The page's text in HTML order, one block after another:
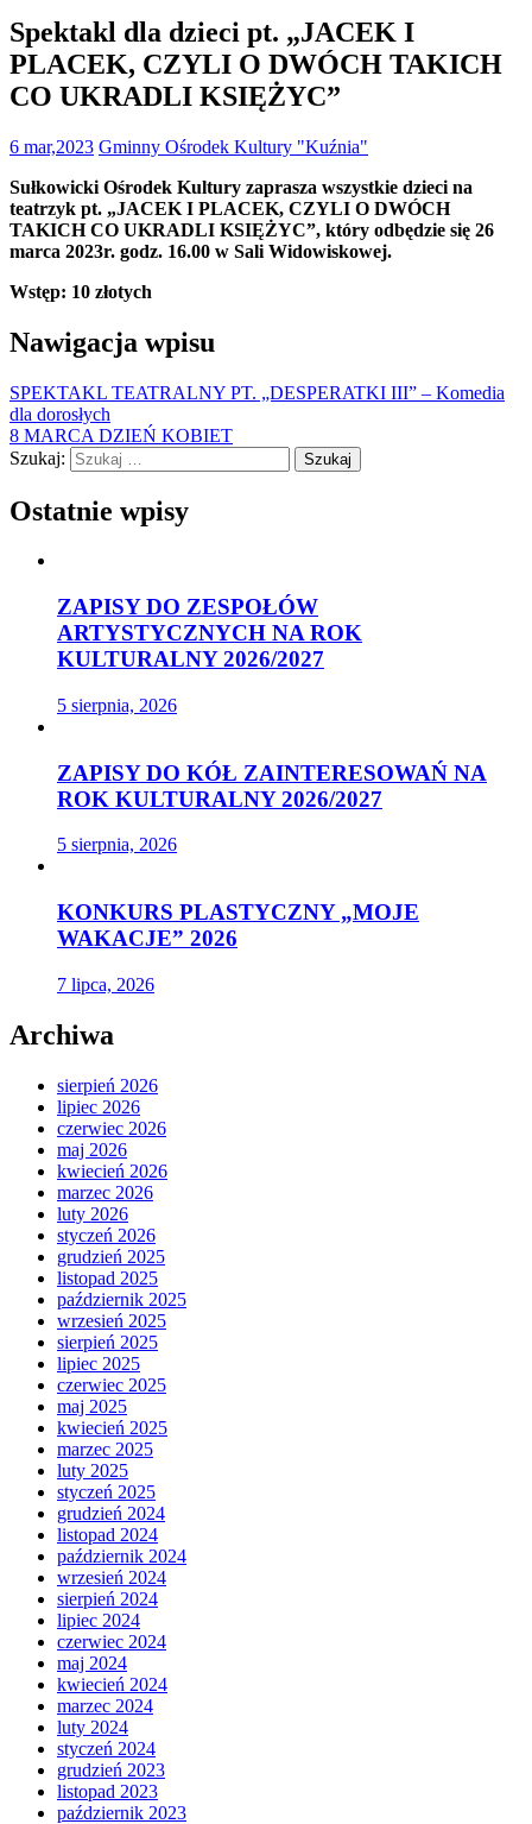
Spektakl dla dzieci pt. „JACEK I
PLACEK, CZYLI O DWÓCH TAKICH
CO UKRADLI KSIĘŻYC”
6 mar,2023 Gminny Ośrodek Kultury "Kuźnia"
Sułkowicki Ośrodek Kultury zaprasza wszystkie dzieci na
teatrzyk pt. „JACEK I PLACEK, CZYLI O DWÓCH
TAKICH CO UKRADLI KSIĘŻYC”, który odbędzie się 26
marca 2023r. godz. 16.00 w Sali Widowiskowej.
Wstęp: 10 złotych
Nawigacja wpisu
SPEKTAKL TEATRALNY PT. „DESPERATKI III” – Komedia
dla dorosłych
8 MARCA DZIEŃ KOBIET
Szukaj:
Ostatnie wpisy
ZAPISY DO ZESPOŁÓW
ARTYSTYCZNYCH NA ROK
KULTURALNY 2026/2027
5 sierpnia, 2026
ZAPISY DO KÓŁ ZAINTERESOWAŃ NA
ROK KULTURALNY 2026/2027
5 sierpnia, 2026
KONKURS PLASTYCZNY „MOJE
WAKACJE” 2026
7 lipca, 2026
Archiwa
sierpień 2026
lipiec 2026
czerwiec 2026
maj 2026
kwiecień 2026
marzec 2026
luty 2026
styczeń 2026
grudzień 2025
listopad 2025
październik 2025
wrzesień 2025
sierpień 2025
lipiec 2025
czerwiec 2025
maj 2025
kwiecień 2025
marzec 2025
luty 2025
styczeń 2025
grudzień 2024
listopad 2024
październik 2024
wrzesień 2024
sierpień 2024
lipiec 2024
czerwiec 2024
maj 2024
kwiecień 2024
marzec 2024
luty 2024
styczeń 2024
grudzień 2023
listopad 2023
październik 2023